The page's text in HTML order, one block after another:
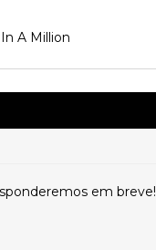
A Million
em breve!